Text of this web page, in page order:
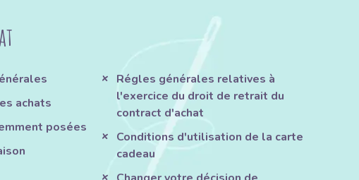
achats
posées
Régles générales relatives à
l'exercice du droit de retrait du
contract d'achat
Conditions d'utilisation de la carte
cadeau